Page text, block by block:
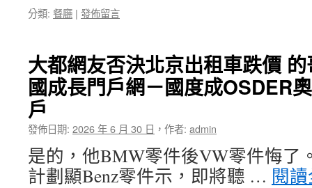
分類: 餐廳 | 發佈留言
大都網友否決北京出租車跌價
國成長門戶網－國度成OSDER
戶
發佈日期: 2026 年 6 月 30 日 ， 作者: admin
是的，他BMW零件後VW零件悔了
計劃顯Benz零件示，即將聽 … 閱